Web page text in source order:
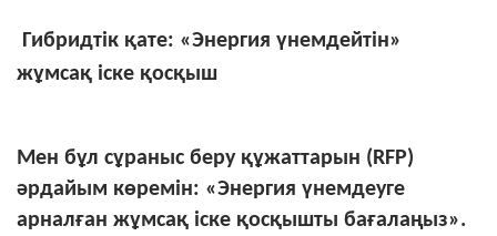
Гибридтік қате: «Энергия үнемдейтін»
жұмсақ іске қосқыш
Мен бұл сұраныс беру құжаттарын (RFP)
әрдайым көремін: «Энергия үнемдеуге
арналған жұмсақ іске қосқышты бағалаңыз».